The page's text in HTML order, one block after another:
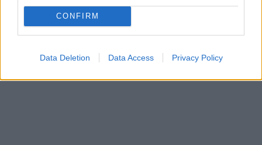
CONFIRM
Data Deletion Data Access Privacy Policy